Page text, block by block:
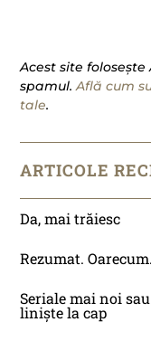
Acest site
spamul.Află cum
tale.
ARTICOLE
Da, mai trăiesc
Rezumat. Oarecum.
Seriale mai noi
liniște la cap